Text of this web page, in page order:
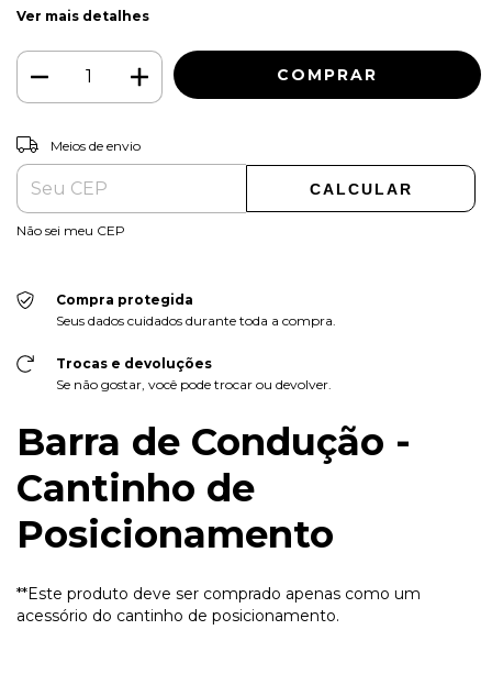
Ver mais detalhes
Entregas para o CEP:
Meios de envio
CALCULAR
Não sei meu CEP
Compra protegida
Seus dados cuidados durante toda a compra.
Trocas e devoluções
Se não gostar, você pode trocar ou devolver.
Barra de Condução -
Cantinho de
Posicionamento
**Este produto deve ser comprado apenas como um
acessório do cantinho de posicionamento.